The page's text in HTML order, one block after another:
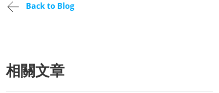
Back to Blog
相關文章